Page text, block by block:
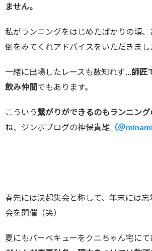
ません。
私がランニングをはじめたばかりの頃
倒をみてくれアドバイスをいただきまし
一緒に出場したレースも数知れず…師匠
飲み仲間でもあります。
こういう繋がりができるのもランニン
ね、ジンボブログの神保貴雄 （＠
春先には決起集会と称して、年末には忘
会を開催（笑）
夏にもバーベキューをクニちゃん宅にて